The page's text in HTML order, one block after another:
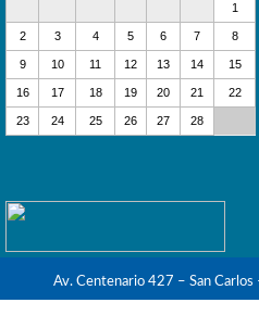
1
2 3 4 5 6 7 8
9 10 11 12 13 14 15
16 17 18 19 20 21 22
23 24 25 26 27 28
Av. Centenario 427 – San